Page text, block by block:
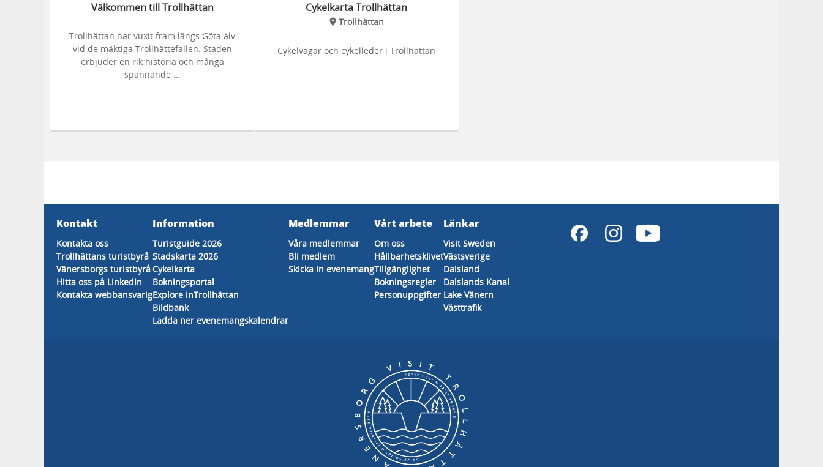
Välkommen till Trollhättan
Trollhättan har vuxit fram längs Göta älv
vid de mäktiga Trollhättefallen. Staden
erbjuder en rik historia och många
spännande ...
Cykelkarta Trollhättan
Trollhättan
Cykelvägar och cykelleder i Trollhättan
Kontakt
Kontakta oss
Trollhättans turistbyrå
Vänersborgs turistbyrå
Hitta oss på LinkedIn
Kontakta webbansvarig
Information
Turistguide 2026
Stadskarta 2026
Cykelkarta
Bokningsportal
Explore inTrollhättan
Bildbank
Ladda ner evenemangskalendrar
Medlemmar
Våra medlemmar
Bli medlem
Skicka in evenemang
Vårt arbete
Om oss
Hållbarhetsklivet
Tillgänglighet
Bokningsregler
Personuppgifter
Länkar
Visit Sweden
Västsverige
Dalsland
Dalslands Kanal
Lake Vänern
Västtrafik